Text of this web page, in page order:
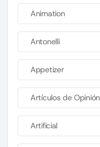
Animation
Antonelli
Appetizer
Artículos de Opinión
Artificial